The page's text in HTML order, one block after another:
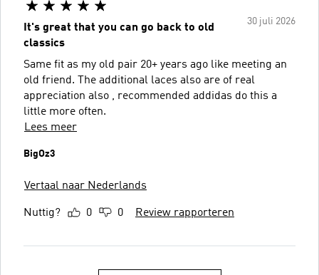
30 juli 2026
It's great that you can go back to old
classics
Same fit as my old pair 20+ years ago like meeting an
old friend. The additional laces also are of real
appreciation also , recommended addidas do this a
little more often.
Lees meer
BigOz3
Vertaal naar Nederlands
Nuttig? 0 0 Review rapporteren